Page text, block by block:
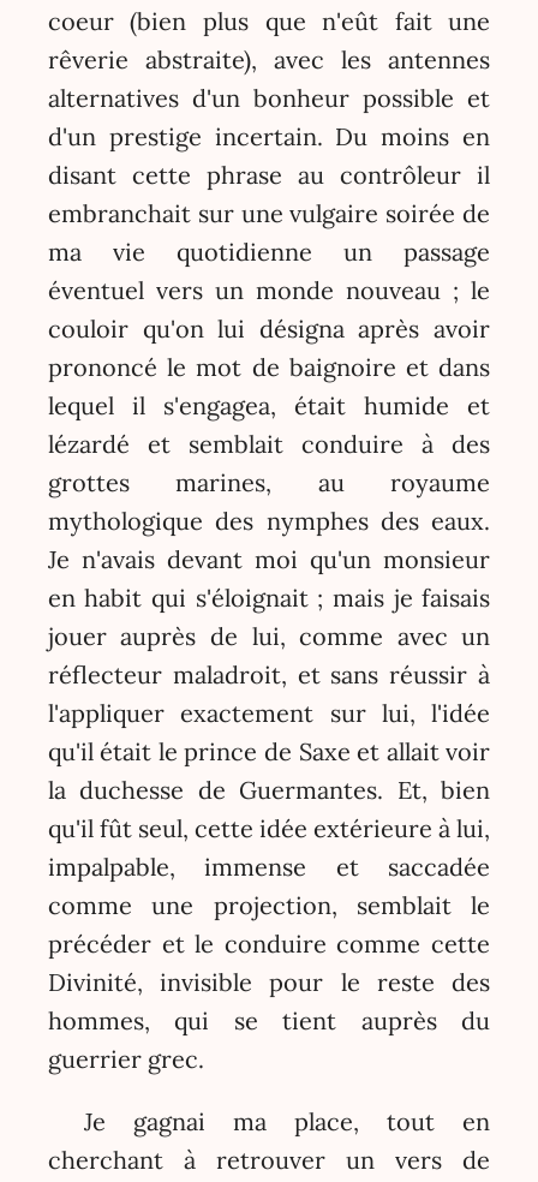
coeur (bien plus que n'eût fait une
rêverie abstraite), avec les antennes
alternatives d'un bonheur possible et
d'un prestige incertain. Du moins en
disant cette phrase au contrôleur il
embranchait sur une vulgaire soirée de
ma vie quotidienne un passage
éventuel vers un monde nouveau ; le
couloir qu'on lui désigna après avoir
prononcé le mot de baignoire et dans
lequel il s'engagea, était humide et
lézardé et semblait conduire à des
grottes marines, au royaume
mythologique des nymphes des eaux.
Je n'avais devant moi qu'un monsieur
en habit qui s'éloignait ; mais je faisais
jouer auprès de lui, comme avec un
réflecteur maladroit, et sans réussir à
l'appliquer exactement sur lui, l'idée
qu'il était le prince de Saxe et allait voir
la duchesse de Guermantes. Et, bien
qu'il fût seul, cette idée extérieure à lui,
impalpable, immense et saccadée
comme une projection, semblait le
précéder et le conduire comme cette
Divinité, invisible pour le reste des
hommes, qui se tient auprès du
guerrier grec.
Je gagnai ma place, tout en
cherchant à retrouver un vers de